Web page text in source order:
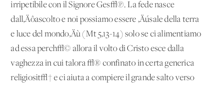
irripetibile con il Signore Ges√π. La fede nasce
dall‚Äôascolto e noi possiamo essere ‚Äúsale della terra
e luce del mondo‚Äù (Mt 5,13-14) solo se ci alimentiamo
ad essa perch√© allora il volto di Cristo esce dalla
vaghezza in cui talora √® confinato in certa generica
religiosit√† e ci aiuta a compiere il grande salto verso